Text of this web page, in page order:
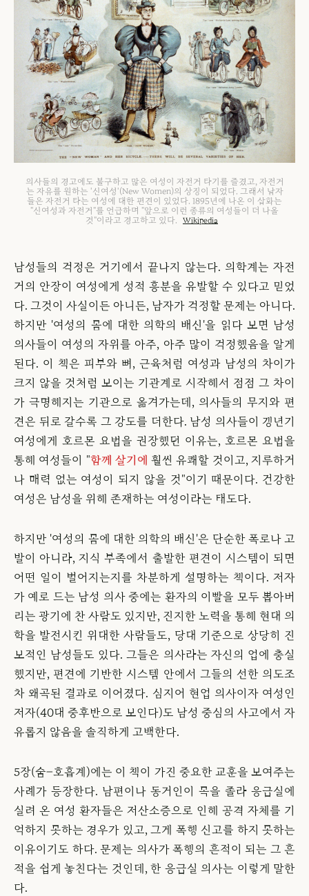
의사들의 경고에도 불구하고 많은 여성이 자전거 타기를 즐겼고, 자전거
는 자유를 원하는 '신여성'(New Women)의 상징이 되었다. 그래서 남자
들은 자전거 타는 여성에 대한 편견이 있었다. 1895년에 나온 이 삽화는
"신여성과 자전거"를 언급하며 "앞으로 이런 종류의 여성들이 더 나올
것"이라고 경고하고 있다.
Wikipedia
남성들의 걱정은 거기에서 끝나지 않는다. 의학계는 자전
거의 안장이 여성에게 성적 흥분을 유발할 수 있다고 믿었
다. 그것이 사실이든 아니든, 남자가 걱정할 문제는 아니다.
하지만 '여성의 몸에 대한 의학의 배신'을 읽다 보면 남성
의사들이 여성의 자위를 아주, 아주 많이 걱정했음을 알게
된다. 이 책은 피부와 뼈, 근육처럼 여성과 남성의 차이가
크지 않을 것처럼 보이는 기관계로 시작해서 점점 그 차이
가 극명해지는 기관으로 옮겨가는데, 의사들의 무지와 편
견은 뒤로 갈수록 그 강도를 더한다. 남성 의사들이 갱년기
여성에게 호르몬 요법을 권장했던 이유는, 호르몬 요법을
통해 여성들이 "함께 살기에훨씬 유쾌할 것이고, 지루하거
나 매력 없는 여성이 되지 않을 것"이기 때문이다. 건강한
여성은 남성을 위해 존재하는 여성이라는 태도다.
하지만 '여성의 몸에 대한 의학의 배신'은 단순한 폭로나 고
발이 아니라, 지식 부족에서 출발한 편견이 시스템이 되면
어떤 일이 벌어지는지를 차분하게 설명하는 책이다. 저자
가 예로 드는 남성 의사 중에는 환자의 이빨을 모두 뽑아버
리는 광기에 찬 사람도 있지만, 진지한 노력을 통해 현대 의
학을 발전시킨 위대한 사람들도, 당대 기준으로 상당히 진
보적인 남성들도 있다. 그들은 의사라는 자신의 업에 충실
했지만, 편견에 기반한 시스템 안에서 그들의 선한 의도조
차 왜곡된 결과로 이어졌다. 심지어 현업 의사이자 여성인
저자(40대 중후반으로 보인다)도 남성 중심의 사고에서 자
유롭지 않음을 솔직하게 고백한다.
5장(숨–호흡계)에는 이 책이 가진 중요한 교훈을 보여주는
사례가 등장한다. 남편이나 동거인이 목을 졸라 응급실에
실려 온 여성 환자들은 저산소증으로 인해 공격 자체를 기
억하지 못하는 경우가 있고, 그게 폭행 신고를 하지 못하는
이유이기도 하다. 문제는 의사가 폭행의 흔적이 되는 그 흔
적을 쉽게 놓친다는 것인데, 한 응급실 의사는 이렇게 말한
다.